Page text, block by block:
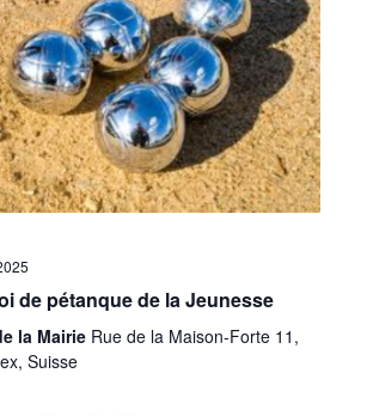
de pétanque de la Jeunesse
la Mairie Rue de la Maison-Forte 11,
Suisse